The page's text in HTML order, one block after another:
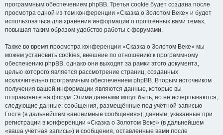
программным обеспечением phpBB. Третья cookie будет создана после
просмотра одной из тем конференции «Сказка о Золотом Веке» и будет
использоваться для хранения информации о прочтённых вами темах,
повышая таким образом удобство работы с форумами.
Также во время просмотра конференции «Сказка о Золотом Веке» мы
можем установить cookies, внешние по отношению к программному
обеспечению phpBB, однако они выходят за рамки этого документа,
целью которого является рассмотрение страниц, созданных
исключительно программным обеспечением phpBB. Вторым источником
получения вашей информации являются данные, которые вы
отправляете на форум. Этими данными могут быть, но не исчерпываются,
следующие данные: сообщения, размещённые под учётной записью
Гостя (в дальнейшем «анонимные сообщения»), данные, указанные при
регистрации в конференции «Сказка о Золотом Веке» (в дальнейшем
«ваша учётная запись») и сообщения, оставленные вами после